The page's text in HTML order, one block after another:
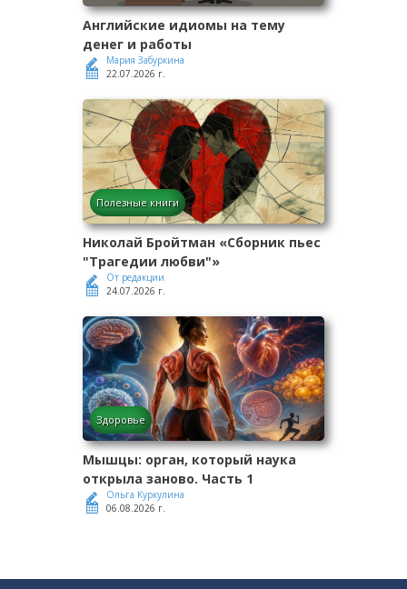
Английские идиомы на тему
денег и работы
Мария Забуркина
22.07.2026 г.
Полезные книги
Николай Бройтман «Сборник пьес
"Трагедии любви"»
От редакции
24.07.2026 г.
Здоровье
Мышцы: орган, который наука
открыла заново. Часть 1
Ольга Куркулина
06.08.2026 г.